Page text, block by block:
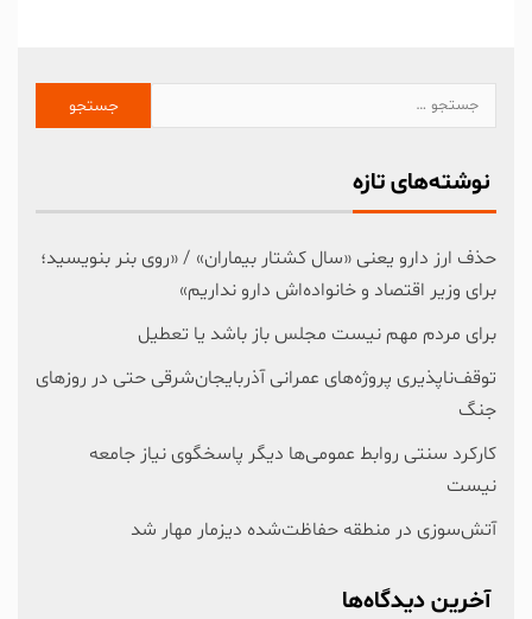
نوشته‌های تازه
حذف ارز دارو یعنی «سال کشتار بیماران» / «روی بنر بنویسید؛
برای وزیر اقتصاد و خانواده‌اش دارو نداریم»
برای مردم مهم نیست مجلس باز باشد یا تعطیل
توقف‌ناپذیری پروژه‌های عمرانی آذربایجان‌شرقی حتی در روزهای
جنگ
کارکرد سنتی روابط عمومی‌ها دیگر پاسخگوی نیاز جامعه
نیست
آتش‌سوزی در منطقه حفاظت‌شده دیزمار مهار شد
آخرین دیدگاه‌ها